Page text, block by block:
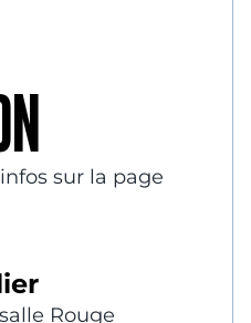
sur la page
Rouge